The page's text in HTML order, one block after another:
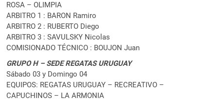
ROSA – OLIMPIA
ARBITRO 1 : BARON Ramiro
ARBITRO 2 : RUBERTO Diego
ARBITRO 3 : SAVULSKY Nicolas
COMISIONADO TÉCNICO : BOUJON Juan
GRUPO H – SEDE REGATAS URUGUAY
Sábado 03 y Domingo 04
EQUIPOS: REGATAS URUGUAY – RECREATIVO –
CAPUCHINOS – LA ARMONIA